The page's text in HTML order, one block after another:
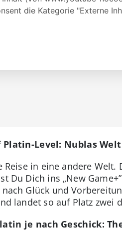
Level: Nublas Welt
in eine andere
Du Dich ins „New
Glück und
landet so auf Platz
je nach Geschick: